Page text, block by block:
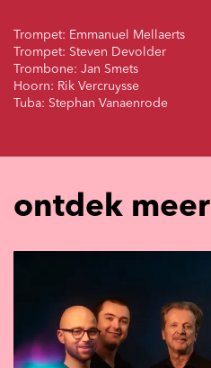
Trompet: Emmanuel Mellaerts
Trompet: Steven Devolder
Trombone: Jan Smets
Hoorn: Rik Vercruysse
Tuba: Stephan Vanaenrode
ontdek meer